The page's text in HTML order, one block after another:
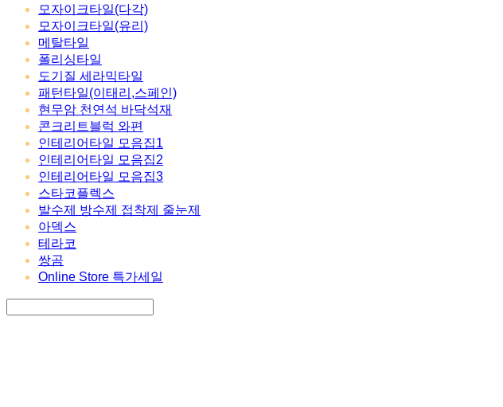
모자이크타일(다각)
모자이크타일(유리)
메탈타일
폴리싱타일
도기질 세라믹타일
패턴타일(이태리,스페인)
현무암 천연석 바닥석재
콘크리트블럭 와편
인테리어타일 모음집1
인테리어타일 모음집2
인테리어타일 모음집3
스타코플렉스
발수제 방수제 접착제 줄눈제
아덱스
테라코
쌍곰
Online Store 특가세일